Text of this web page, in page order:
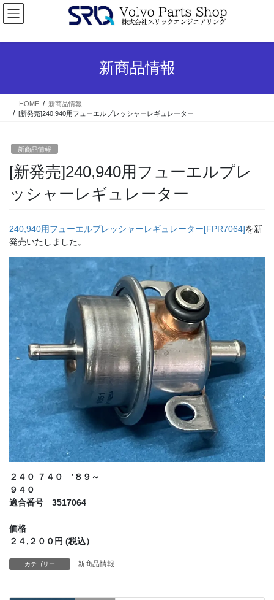
コ
ン
ン
キ
ナ
ビ
ー
に
新商品情報
HOME
新商品情報
[新発売]240,940用フューエルプレッシャーレギュレーター
新商品情報
[新発売]240,940用フューエルプレ
ッシャーレギュレーター
240,940用フューエルプレッシャーレギュレーター[FPR7064]を新
発売いたしました。
２４０ ７４０ ’８９～
９４０
適合番号 3517064
価格
２４,２００円 (税込）
カテゴリー 新商品情報